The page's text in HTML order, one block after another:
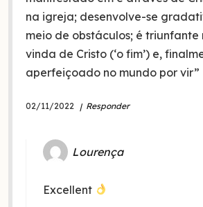
na igreja; desenvolve-se
meio de obstáculos; é triunfante
vinda de Cristo (‘o fim’) e,
aperfeiçoado no mundo por vir”
02/11/2022 Responder
Lourença
Excellent